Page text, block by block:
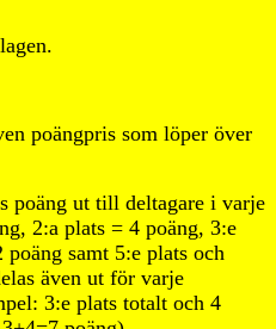
poängpris som löper över
poäng ut till deltagare i varje
2:a plats = 4 poäng, 3:e
samt 5:e plats och
även ut för varje
3:e plats totalt och 4